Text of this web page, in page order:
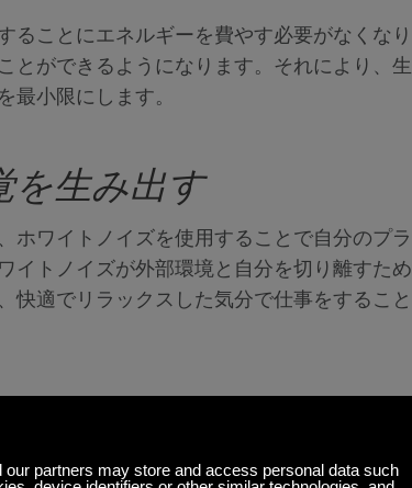
ることにエネルギーを費やす必要がなくなり
とができるようになります。それにより、生
最小限にします。
を生み出す
ホワイトノイズを使用することで自分のプラ
イトノイズが外部環境と自分を切り離すため
快適でリラックスした気分で仕事をすること
すということが証明されています。心を静